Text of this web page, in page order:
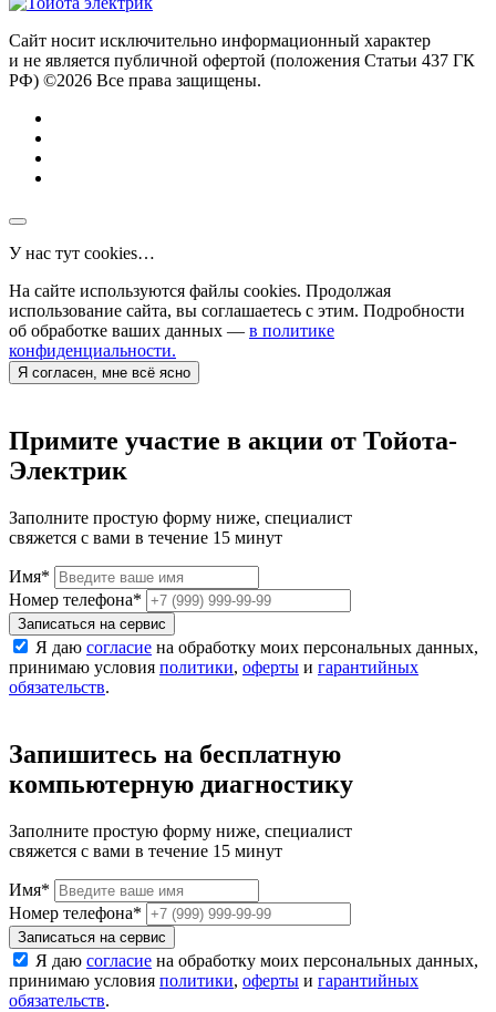
Сайт носит исключительно информационный характер
и не является публичной офертой (положения Статьи 437 ГК
РФ) ©2026 Все права защищены.
У нас тут cookies…
На сайте используются файлы cookies. Продолжая
использование сайта, вы соглашаетесь с этим. Подробности
об обработке ваших данных — в политике
конфиденциальности.
Я согласен, мне всё ясно
Примите участие в акции от Тойота-
Электрик
Заполните простую форму ниже, специалист
свяжется с вами в течение 15 минут
Имя*
Номер телефона*
Записаться на сервис
Я даю согласие на обработку моих персональных данных,
принимаю условия политики, оферты и гарантийных
обязательств.
Запишитесь на бесплатную
компьютерную диагностику
Заполните простую форму ниже, специалист
свяжется с вами в течение 15 минут
Имя*
Номер телефона*
Записаться на сервис
Я даю согласие на обработку моих персональных данных,
принимаю условия политики, оферты и гарантийных
обязательств.